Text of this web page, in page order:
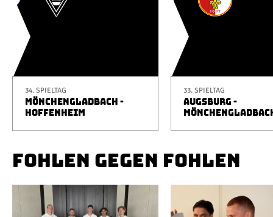
34. SPIELTAG
MÖNCHENGLADBACH -
HOFFENHEIM
33. SPIELTAG
AUGSBURG -
FOHLEN GEGEN FOHLEN